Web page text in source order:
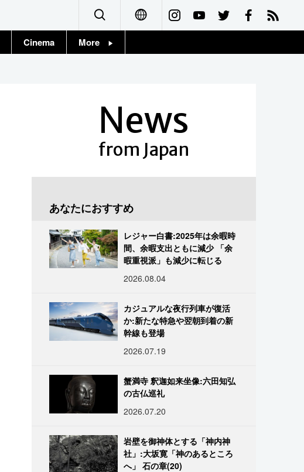
Français
Cinema More
News
from Japan
あなたにおすすめ
レジャー白書:2025年は余暇時
間、余暇支出ともに減少 「余
暇重視派」も減少に転じる
2026.08.04
カジュアルな夜行列車が復活
か:新たな特急や翌朝到着の新
幹線も登場
2026.07.19
蟹満寺 釈迦如来坐像:六田知弘
の古仏巡礼
2026.07.20
岩壁を御神体とする「神内神
社」:大坂寛「神のあるところ
へ」 石の章(20)